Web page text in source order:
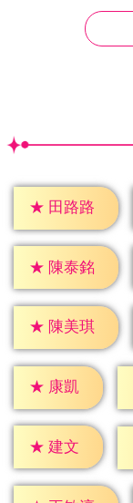
★ 田路路
★ 陳泰銘
★ 陳美琪
★ 康凱
★ 建文